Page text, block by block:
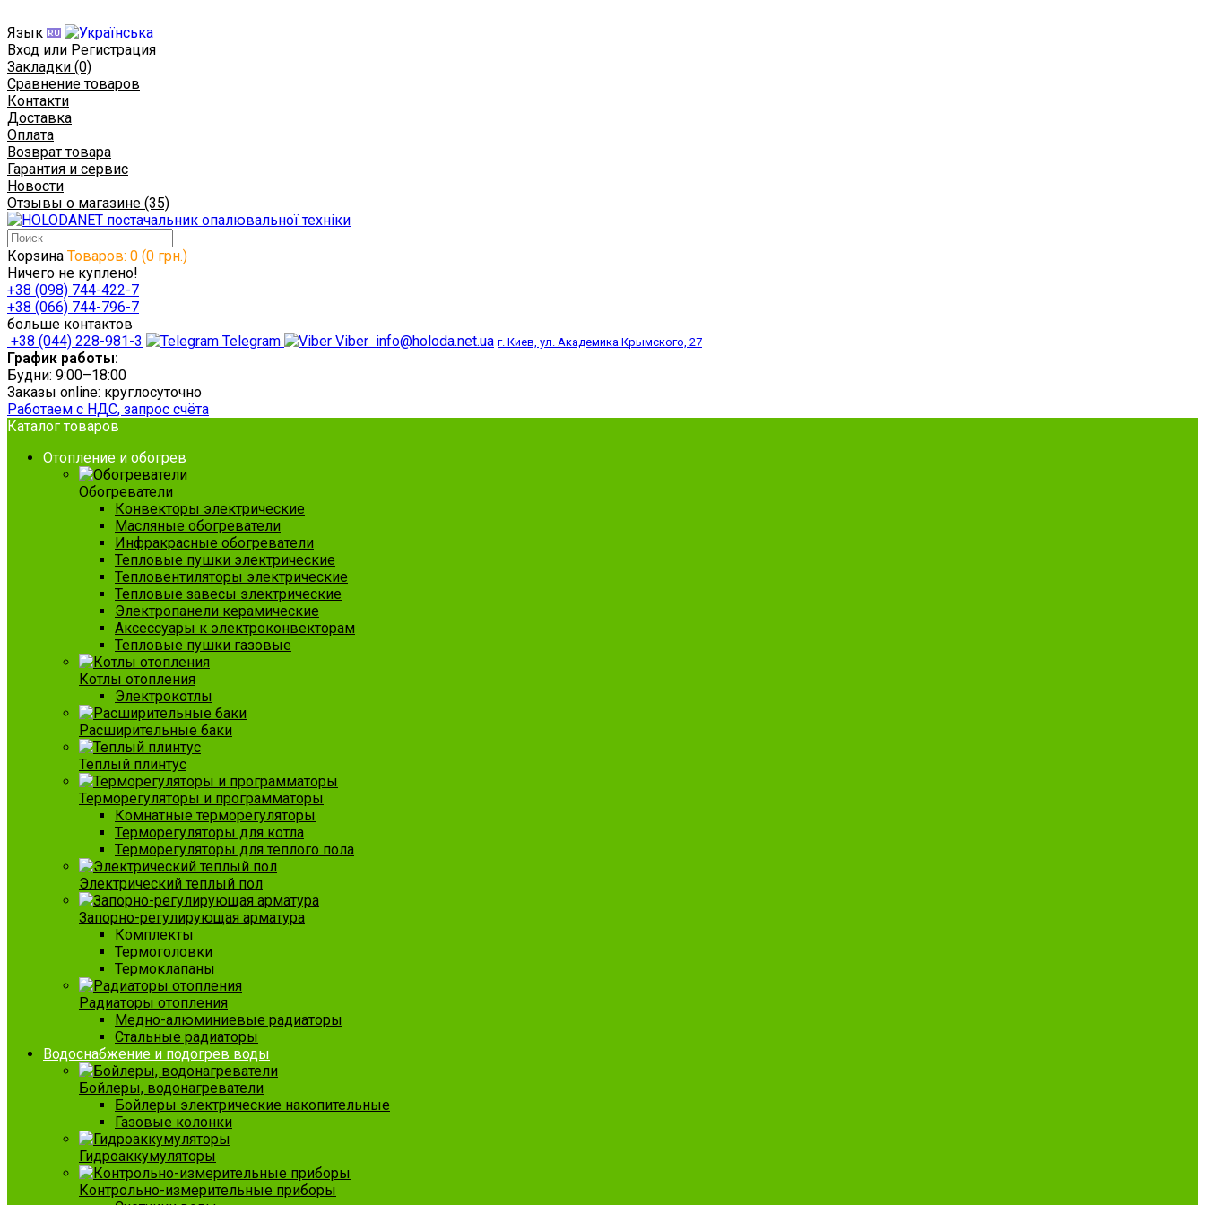
Язык
Вход или Регистрация
Закладки (0)
Сравнение товаров
Контакти
Доставка
Оплата
Возврат товара
Гарантия и сервис
Новости
Отзывы о магазине (35)
Корзина Товаров: 0 (0 грн.)
Ничего не куплено!
+38 (098) 744-422-7
+38 (066) 744-796-7
больше контактов
+38 (044) 228-981-3
Telegram Viber info@holoda.net.ua г. Киев, ул. Академика Крымского, 27
График работы:
Будни: 9:00–18:00
Заказы online: круглосуточно
Работаем с НДС, запрос счёта
Каталог товаров
Отопление и обогрев
Обогреватели
Конвекторы электрические
Масляные обогреватели
Инфракрасные обогреватели
Тепловые пушки электрические
Тепловентиляторы электрические
Тепловые завесы электрические
Электропанели керамические
Аксессуары к электроконвекторам
Тепловые пушки газовые
Котлы отопления
Электрокотлы
Расширительные баки
Теплый плинтус
Терморегуляторы и программаторы
Комнатные терморегуляторы
Терморегуляторы для котла
Терморегуляторы для теплого пола
Электрический теплый пол
Запорно-регулирующая арматура
Комплекты
Термоголовки
Термоклапаны
Радиаторы отопления
Медно-алюминиевые радиаторы
Стальные радиаторы
Водоснабжение и подогрев воды
Бойлеры, водонагреватели
Бойлеры электрические накопительные
Газовые колонки
Гидроаккумуляторы
Контрольно-измерительные приборы